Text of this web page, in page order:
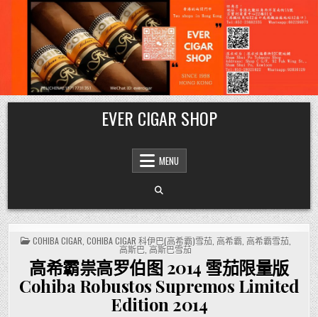
Skip
to
content
EVER CIGAR SHOP
MENU
POSTED
IN
COHIBA CIGAR COHIBA CIGAR 科伊巴(高希霸)雪茄, 高希霸 高希霸雪茄,
高斯巴,高斯巴雪茄
高希霸祟高罗伯图 2014 雪茄限量版
Cohiba Robustos Supremos Limited
Edition 2014